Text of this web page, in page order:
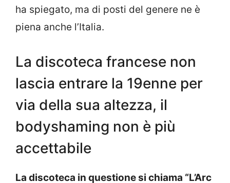
ha spiegato, ma di posti del genere ne è
piena anche l’Italia.
La discoteca francese non
lascia entrare la 19enne per
via della sua altezza, il
bodyshaming non è più
accettabile
La discoteca in questione si chiama “L’Arc